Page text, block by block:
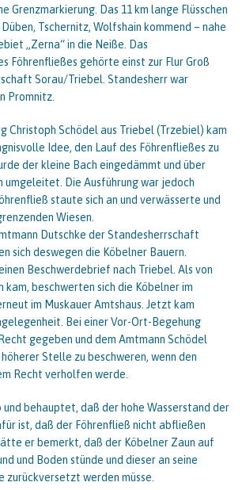
Grenzmarkierung. Das 11 km lange Flüsschen
Tschernitz, Wolfshain kommend – nahe
„Zerna“ in die Neiße. Das
Föhrenfließes gehörte einst zur Flur Groß
Sorau/Triebel. Standesherr war
Promnitz.
Christoph Schödel aus Triebel (Trzebiel) kam
Idee, den Lauf des Föhrenfließes zu
der kleine Bach eingedämmt und über
umgeleitet. Die Ausführung war jedoch
staute sich an und verwässerte und
Wiesen.
Dutschke der Standesherrschaft
sich deswegen die Köbelner Bauern.
Beschwerdebrief nach Triebel. Als von
beschwerten sich die Köbelner im
im Muskauer Amtshaus. Jetzt kam
Bei einer Vor-Ort-Begehung
gegeben und dem Amtmann Schödel
Stelle zu beschweren, wenn den
Recht verholfen werde.
behauptet, daß der hohe Wasserstand der
ist, daß der Föhrenfließ nicht abfließen
er bemerkt, daß der Köbelner Zaun auf
und Boden stünde und dieser an seine
zurückversetzt werden müsse.